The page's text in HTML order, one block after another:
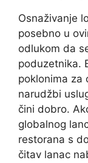
Osnaživanje
posebno u
odlukom da
poduzetnika.
poklonima za
narudžbi
čini dobro.
globalnog
restorana s
čitav lanac